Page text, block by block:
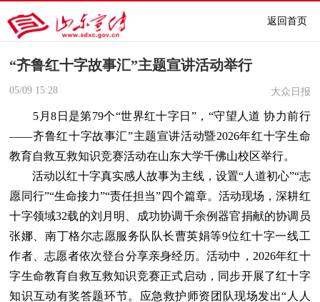
返回首页
“齐鲁红十字故事汇”主题宣讲活动举行
05/09 15:28 大众日报
5月8日是第79个“世界红十字日”，“守望人道 协力前行
——齐鲁红十字故事汇”主题宣讲活动暨2026年红十字生命
教育自救互救知识竞赛活动在山东大学千佛山校区举行。
活动以红十字真实感人故事为主线，设置“人道初心”“志
愿同行”“生命接力”“责任担当”四个篇章。活动现场，深耕红
十字领域32载的刘月明、成功协调千余例器官捐献的协调员
张娜、南丁格尔志愿服务队队长曹英娟等9位红十字一线工
作者、志愿者依次登台分享亲身经历。活动中，2026年红十
字生命教育自救互救知识竞赛正式启动，同步开展了红十字
知识互动有奖答题环节。应急救护师资团队现场发出“人人